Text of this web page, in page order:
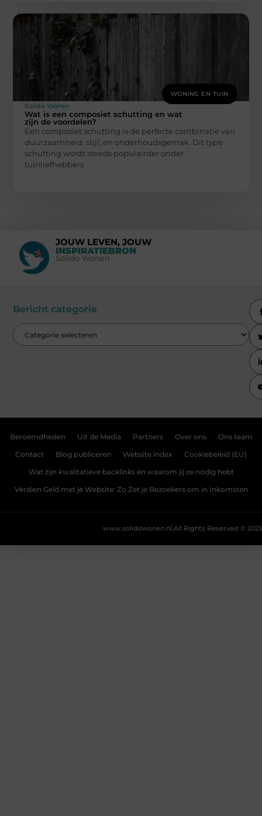
WONING EN TUIN
Solido Wonen
Wat is een composiet schutting en wat
zijn de voordelen?
Een composiet schutting is de perfecte combinatie van
duurzaamheid, stijl, en onderhoudsgemak. Dit type
schutting wordt steeds populairder onder
tuinliefhebbers
JOUW LEVEN, JOUW
INSPIRATIEBRON
Solido Wonen
Bericht categorie
Beroemdheden Uit de Media Partners Over ons Ons team
Contact Blog publiceren Website index Cookiebeleid (EU)
Wat zijn kwalitatieve backlinks en waarom jij ze nodig hebt
Verdien Geld met je Website: Zo Zet je Bezoekers om in Inkomsten
All Rights Reserved © 2025
www.solidowonen.nl.